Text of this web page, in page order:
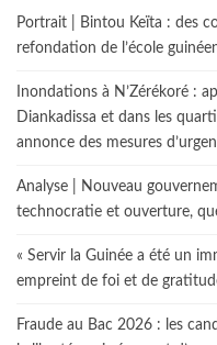
Portrait | Bintou Keïta : des
refondation de l’école
Inondations à N’Zérékoré :
Diankadissa et dans les
annonce des mesures
Analyse | Nouveau
technocratie et ouverture,
« Servir la Guinée a été un
empreint de foi et de
Fraude au Bac 2026 : les